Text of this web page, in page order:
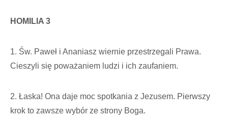
HOMILIA 3
1. Św. Paweł i Ananiasz wiernie przestrzegali Prawa.
Cieszyli się poważaniem ludzi i ich zaufaniem.
2. Łaska! Ona daje moc spotkania z Jezusem. Pierwszy
krok to zawsze wybór ze strony Boga.